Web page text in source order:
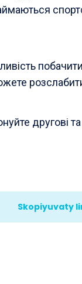
другові та
Skopiyuvaty